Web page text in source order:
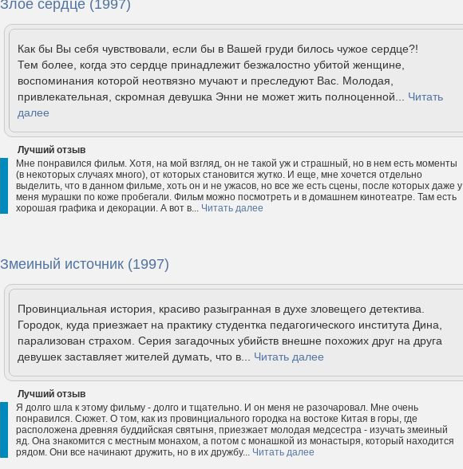
Злое сердце (1997)
Как бы Вы себя чувствовали, если бы в Вашей груди билось чужое сердце?!
Тем более, когда это сердце принадлежит безжалостно убитой женщине,
воспоминания которой неотвязно мучают и преследуют Вас. Молодая,
привлекательная, скромная девушка Энни не может жить полноценной... Читать
далее
Лучший отзыв
Мне понравился фильм. Хотя, на мой взгляд, он не такой уж и страшный, но в нем есть моменты
(в некоторых случаях много), от которых становится жутко. И еще, мне хочется отдельно
выделить, что в данном фильме, хоть он и не ужасов, но все же есть сцены, после которых даже у
меня мурашки по коже пробегали. Фильм можно посмотреть и в домашнем кинотеатре. Там есть
хорошая графика и декорации. А вот в... Читать далее
Змеиный источник (1997)
Провинциальная история, красиво разыгранная в духе зловещего детектива.
Городок, куда приезжает на практику студентка педагогического института Дина,
парализован страхом. Серия загадочных убийств внешне похожих друг на друга
девушек заставляет жителей думать, что в... Читать далее
Лучший отзыв
Я долго шла к этому фильму - долго и тщательно. И он меня не разочаровал. Мне очень
понравился. Сюжет. О том, как из провинциального городка на востоке Китая в горы, где
расположена древняя буддийская святыня, приезжает молодая медсестра - изучать змеиный
яд. Она знакомится с местным монахом, а потом с монашкой из монастыря, который находится
рядом. Они все начинают дружить, но в их дружбу... Читать далее